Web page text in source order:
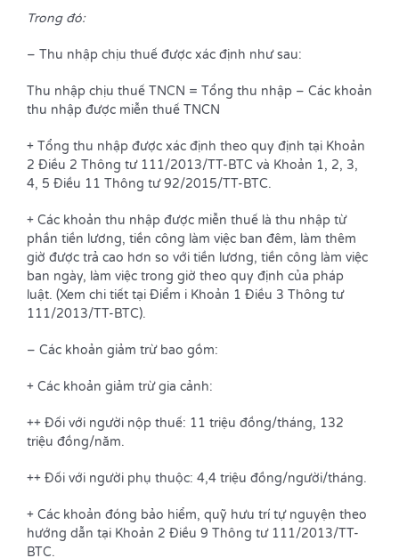
Trong đó:
– Thu nhập chịu thuế được xác định như sau:
Thu nhập chịu thuế TNCN = Tổng thu nhập – Các khoản
thu nhập được miễn thuế TNCN
+ Tổng thu nhập được xác định theo quy định tại Khoản
2 Điều 2 Thông tư 111/2013/TT-BTC và Khoản 1, 2, 3,
4, 5 Điều 11 Thông tư 92/2015/TT-BTC.
+ Các khoản thu nhập được miễn thuế là thu nhập từ
phần tiền lương, tiền công làm việc ban đêm, làm thêm
giờ được trả cao hơn so với tiền lương, tiền công làm việc
ban ngày, làm việc trong giờ theo quy định của pháp
luật. (Xem chi tiết tại Điểm i Khoản 1 Điều 3 Thông tư
111/2013/TT-BTC).
– Các khoản giảm trừ bao gồm:
+ Các khoản giảm trừ gia cảnh:
++ Đối với người nộp thuế: 11 triệu đồng/tháng, 132
triệu đồng/năm.
++ Đối với người phụ thuộc: 4,4 triệu đồng/người/tháng.
+ Các khoản đóng bảo hiểm, quỹ hưu trí tự nguyện theo
hướng dẫn tại Khoản 2 Điều 9 Thông tư 111/2013/TT-
BTC.